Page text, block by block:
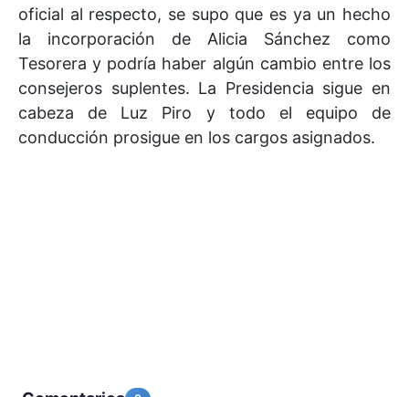
oficial al respecto, se supo que es ya un hecho
la incorporación de Alicia Sánchez como
Tesorera y podría haber algún cambio entre los
consejeros suplentes. La Presidencia sigue en
cabeza de Luz Piro y todo el equipo de
conducción prosigue en los cargos asignados.